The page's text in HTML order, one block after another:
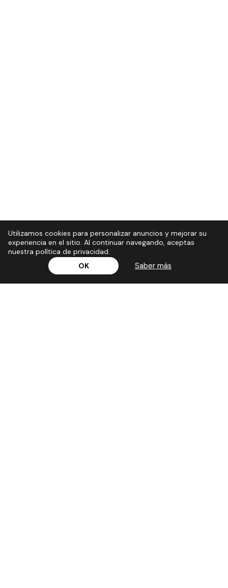
Utilizamos cookies para personalizar anuncios y mejorar su
experiencia en el sitio. Al continuar navegando, aceptas
nuestra política de privacidad.
OK
Saber más